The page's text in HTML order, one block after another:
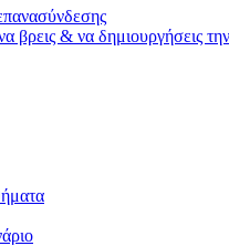
βρεις & να δημιουργήσεις